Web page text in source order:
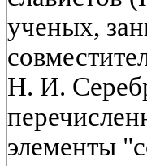
ученых,
Н. И.
элементы